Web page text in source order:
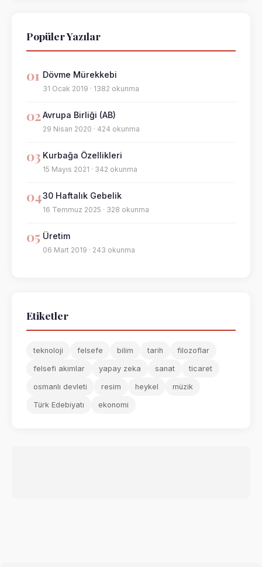
Popüler Yazılar
01 Dövme Mürekkebi
31 Ocak 2019 · 1382 okunma
02Avrupa Birliği (AB)
29 Nisan 2020 · 424 okunma
03 Kurbağa Özellikleri
15 Mayıs 2021 · 342 okunma
0430 Haftalık Gebelik
16 Temmuz 2025 · 328 okunma
05 Üretim
06 Mart 2019 · 243 okunma
Etiketler
teknoloji felsefe bilim tarih filozoflar
felsefi akımlar yapay zeka sanat ticaret
osmanlı devleti resim heykel müzik
Türk Edebiyatı ekonomi